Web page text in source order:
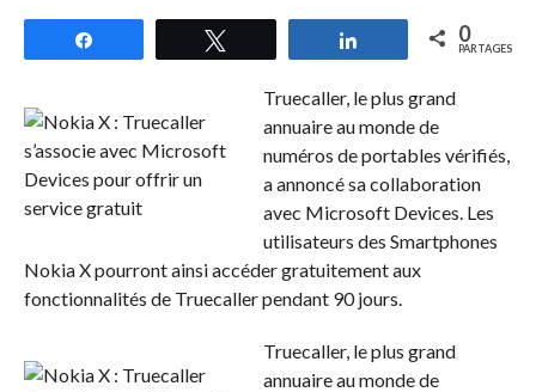
Partagez 0
PARTAGES
Truecaller, le plus grand
annuaire au monde de
numéros de portables vérifiés,
a annoncé sa collaboration
avec Microsoft Devices. Les
utilisateurs des Smartphones
Nokia X pourront ainsi accéder gratuitement aux
fonctionnalités de Truecaller pendant 90 jours.
Truecaller, le plus grand
annuaire au monde de